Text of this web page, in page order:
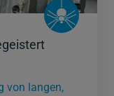
von langen,